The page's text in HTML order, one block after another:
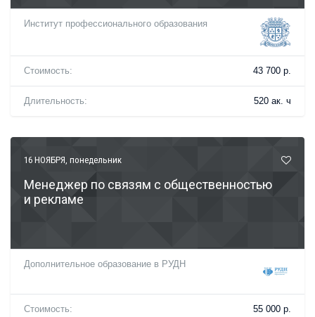
Институт профессионального образования
Стоимость: 43 700 р.
Длительность: 520 ак. ч
16 НОЯБРЯ, понедельник
Менеджер по связям с общественностью
и рекламе
Дополнительное образование в РУДН
Стоимость: 55 000 р.